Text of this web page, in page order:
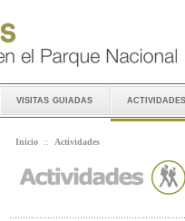
visitas guiadas actividades
Inicio :: Actividades